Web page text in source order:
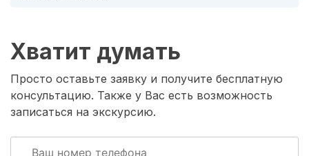
Хватит думать
Просто оставьте заявку и получите бесплатную
консультацию. Также у Вас есть возможность
записаться на экскурсию.